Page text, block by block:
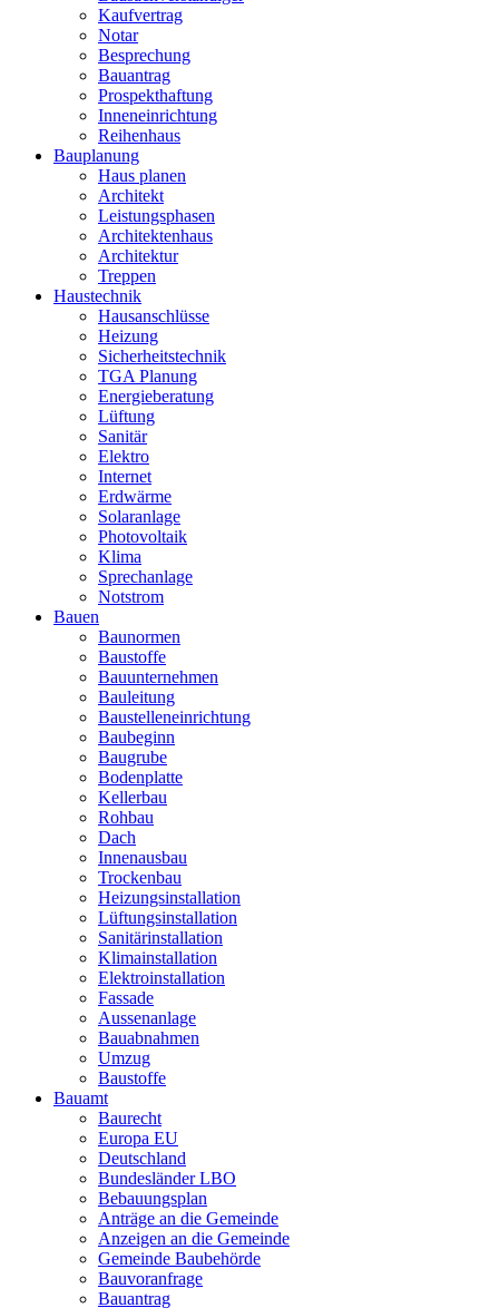
Kaufvertrag
Notar
Besprechung
Bauantrag
Prospekthaftung
Inneneinrichtung
Reihenhaus
Bauplanung
Haus planen
Architekt
Leistungsphasen
Architektenhaus
Architektur
Treppen
Haustechnik
Hausanschlüsse
Heizung
Sicherheitstechnik
TGA Planung
Energieberatung
Lüftung
Sanitär
Elektro
Internet
Erdwärme
Solaranlage
Photovoltaik
Klima
Sprechanlage
Notstrom
Bauen
Baunormen
Baustoffe
Bauunternehmen
Bauleitung
Baustelleneinrichtung
Baubeginn
Baugrube
Bodenplatte
Kellerbau
Rohbau
Dach
Innenausbau
Trockenbau
Heizungsinstallation
Lüftungsinstallation
Sanitärinstallation
Klimainstallation
Elektroinstallation
Fassade
Aussenanlage
Bauabnahmen
Umzug
Baustoffe
Bauamt
Baurecht
Europa EU
Deutschland
Bundesländer LBO
Bebauungsplan
Anträge an die Gemeinde
Anzeigen an die Gemeinde
Gemeinde Baubehörde
Bauvoranfrage
Bauantrag